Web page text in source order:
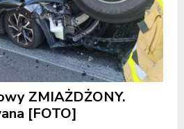
ZMIAŻDŻONY.
[FOTO]